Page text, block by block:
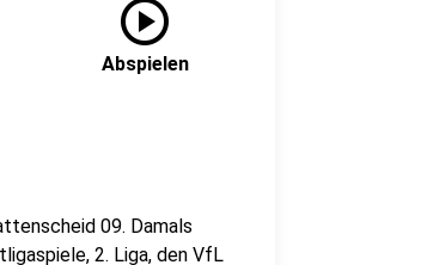
play_circle
Abspielen
09. Damals
2. Liga, den VfL